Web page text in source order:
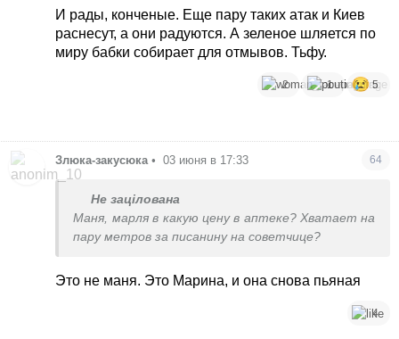
И рады, конченые. Еще пару таких атак и Киев
раснесут, а они радуются. А зеленое шляется по
миру бабки собирает для отмывов. Тьфу.
2 1 5
Злюка-закусюка • 03 июня в 17:33 64
Не зацілована
Маня, марля в какую цену в аптеке? Хватает на
пару метров за писанину на советчице?
Это не маня. Это Марина, и она снова пьяная
4